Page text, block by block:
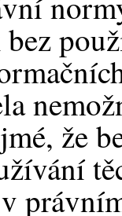
bez
že